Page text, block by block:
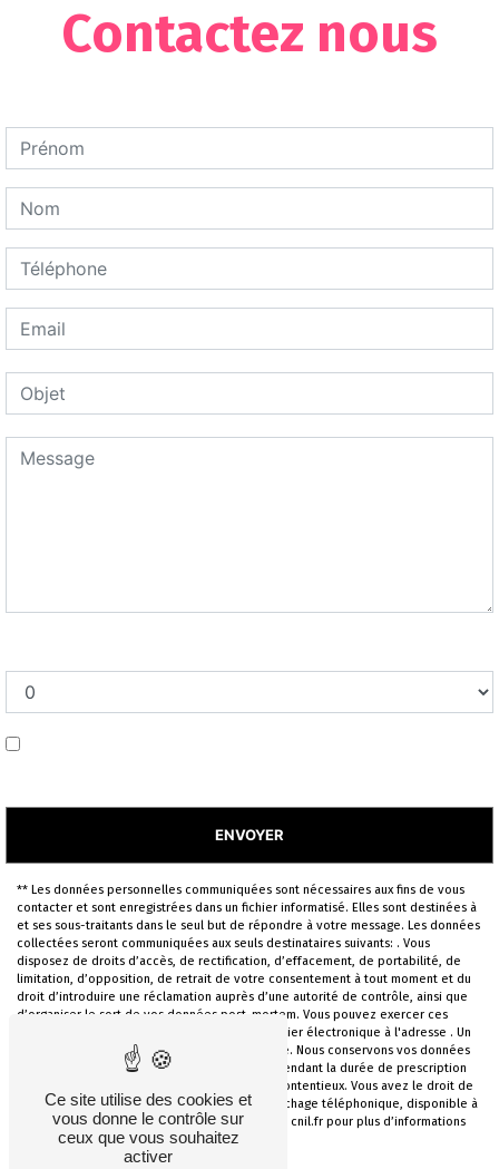
Contactez nous
ENVOYER
** Les données personnelles communiquées sont nécessaires aux fins de vous
contacter et sont enregistrées dans un fichier informatisé. Elles sont destinées à
et ses sous-traitants dans le seul but de répondre à votre message. Les données
collectées seront communiquées aux seuls destinataires suivants: . Vous
disposez de droits d’accès, de rectification, d’effacement, de portabilité, de
limitation, d’opposition, de retrait de votre consentement à tout moment et du
droit d’introduire une réclamation auprès d’une autorité de contrôle, ainsi que
d’organiser le sort de vos données post-mortem. Vous pouvez exercer ces
droits par voie postale à l'adresse ou par courrier électronique à l'adresse . Un
justificatif d'identité pourra vous être demandé. Nous conservons vos données
pendant la période de prise de contact puis pendant la durée de prescription
légale aux fins probatoires et de gestion des contentieux. Vous avez le droit de
vous inscrire sur la liste d'opposition au démarchage téléphonique, disponible à
cette adresse:Bloctel.gouv.fr. Consultez le site cnil.fr pour plus d’informations
sur vos droits.
Ce site utilise des cookies et
vous donne le contrôle sur
ceux que vous souhaitez
activer